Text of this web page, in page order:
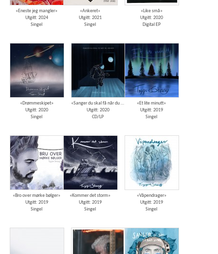
«Eneste jeg mangler»
Utgitt: 2024
Singel
«Ankeret»
Utgitt: 2021
Singel
«Like små»
Utgitt: 2020
Digital EP
«Drømmeskipet»
Utgitt: 2020
Singel
«Sanger du skal få når du våkner»
Utgitt: 2020
CD/LP
«Et lite minutt»
Utgitt: 2019
Singel
«Bro over mørke bølger»
Utgitt: 2019
Singel
«Kommer det storm»
Utgitt: 2019
Singel
«Våpendrager»
Utgitt: 2019
Singel